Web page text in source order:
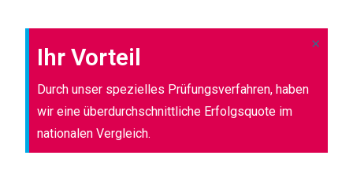
Ihr Vorteil
Durch unser spezielles Prüfungsverfahren, haben
wir eine überdurchschnittliche Erfolgsquote im
nationalen Vergleich.
×